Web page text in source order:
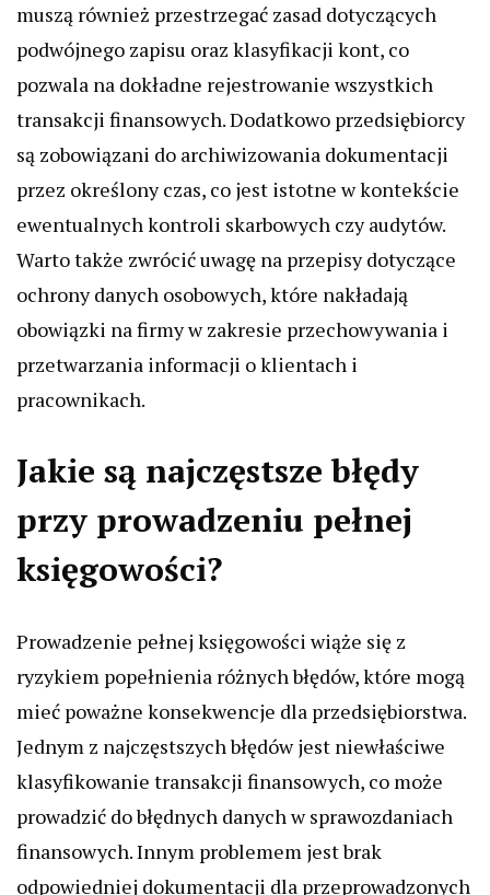
muszą również przestrzegać zasad dotyczących
podwójnego zapisu oraz klasyfikacji kont, co
pozwala na dokładne rejestrowanie wszystkich
transakcji finansowych. Dodatkowo przedsiębiorcy
są zobowiązani do archiwizowania dokumentacji
przez określony czas, co jest istotne w kontekście
ewentualnych kontroli skarbowych czy audytów.
Warto także zwrócić uwagę na przepisy dotyczące
ochrony danych osobowych, które nakładają
obowiązki na firmy w zakresie przechowywania i
przetwarzania informacji o klientach i
pracownikach.
Jakie są najczęstsze błędy
przy prowadzeniu pełnej
księgowości?
Prowadzenie pełnej księgowości wiąże się z
ryzykiem popełnienia różnych błędów, które mogą
mieć poważne konsekwencje dla przedsiębiorstwa.
Jednym z najczęstszych błędów jest niewłaściwe
klasyfikowanie transakcji finansowych, co może
prowadzić do błędnych danych w sprawozdaniach
finansowych. Innym problemem jest brak
odpowiedniej dokumentacji dla przeprowadzonych